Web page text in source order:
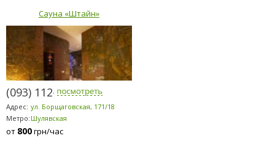
Сауна «Штайн»
(093) 112-1123
Адрес: ул. Борщаговская, 171/18
Метро: Шулявская
от 800грн/час